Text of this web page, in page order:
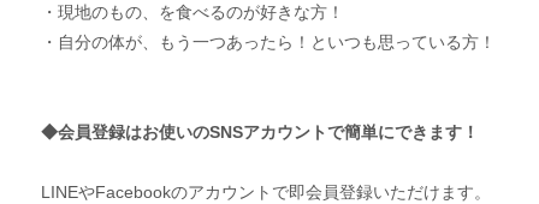
・現地のもの、を食べるのが好きな方！
・自分の体が、もう一つあったら！といつも思っている方！
◆会員登録はお使いのSNSアカウントで簡単にできます！
LINEやFacebookのアカウントで即会員登録いただけます。